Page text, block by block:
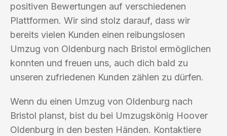
positiven Bewertungen auf verschiedenen
Plattformen. Wir sind stolz darauf, dass wir
bereits vielen Kunden einen reibungslosen
Umzug von Oldenburg nach Bristol ermöglichen
konnten und freuen uns, auch dich bald zu
unseren zufriedenen Kunden zählen zu dürfen.
Wenn du einen Umzug von Oldenburg nach
Bristol planst, bist du bei Umzugskönig Hoover
Oldenburg in den besten Händen. Kontaktiere